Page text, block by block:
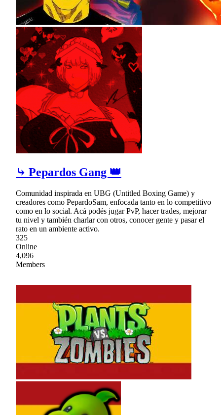
⤷ Pepardos Gang 👑
Comunidad inspirada en UBG (Untitled Boxing Game) y
creadores como PepardoSam, enfocada tanto en lo competitivo
como en lo social. Acá podés jugar PvP, hacer trades, mejorar
tu nivel y también charlar con otros, conocer gente y pasar el
rato en un ambiente activo.
325
Online
4,096
Members